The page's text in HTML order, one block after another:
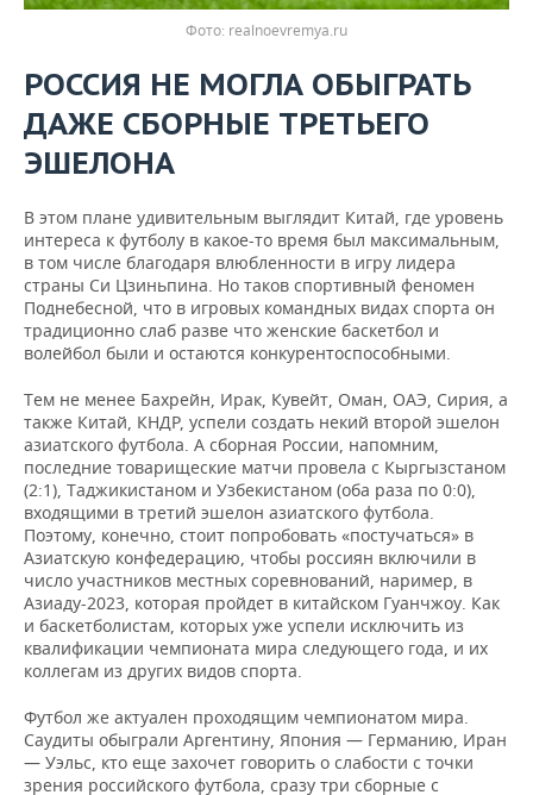
realnoevremya.ru
РОССИЯ НЕ МОГЛА ОБЫГРАТЬ
ДАЖЕ СБОРНЫЕ ТРЕТЬЕГО
ЭШЕЛОНА
В этом плане удивительным выглядит Китай, где уровень
интереса к футболу в какое-то время был максимальным,
в том числе благодаря влюбленности в игру лидера
страны Си Цзиньпина. Но таков спортивный феномен
Поднебесной, что в игровых командных видах спорта он
традиционно слаб разве что женские баскетбол и
волейбол были и остаются конкурентоспособными.
Тем не менее Бахрейн, Ирак, Кувейт, Оман, ОАЭ, Сирия, а
также Китай, КНДР, успели создать некий второй эшелон
азиатского футбола. А сборная России, напомним,
последние товарищеские матчи провела с Кыргызстаном
(2:1), Таджикистаном и Узбекистаном (оба раза по 0:0),
входящими в третий эшелон азиатского футбола.
Поэтому, конечно, стоит попробовать «постучаться» в
Азиатскую конфедерацию, чтобы россиян включили в
число участников местных соревнований, наример, в
Азиаду-2023, которая пройдет в китайском Гуанчжоу. Как
и баскетболистам, которых уже успели исключить из
квалификации чемпионата мира следующего года, и их
коллегам из других видов спорта.
Футбол же актуален проходящим чемпионатом мира.
Саудиты обыграли Аргентину, Япония — Германию, Иран
— Уэльс, кто еще захочет говорить о слабости с точки
зрения российского футбола, сразу три сборные с